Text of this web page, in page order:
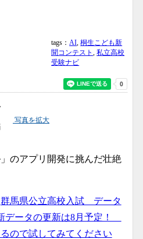
tags：AI,桐生こども新
聞コンテスト,私立高校
受験ナビ
写真を拡大
のアプリ開発に挑んだ壮絶
群馬県公立高校入試 データ
データの更新は8月予定！
ので試してみてください